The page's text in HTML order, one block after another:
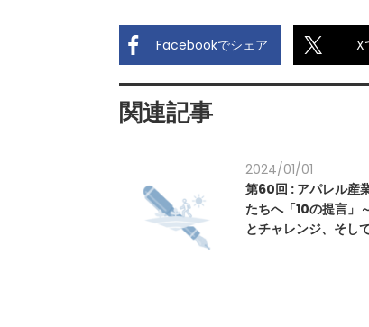
Facebookでシェア X
関連記事
2024/01/01
第60回 : アパレル産
たちへ「10の提言」
とチャレンジ、そし